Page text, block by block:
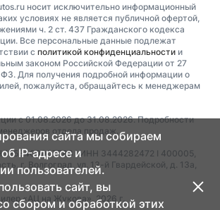
носит исключительно информационный
условиях не является публичной офертой,
ч. 2 ст. 437 Гражданского кодекса
Все персональные данные подлежат
с политикой конфиденциальности и
законом Российской Федерации от 27
Для получения подробной информации о
пожалуйста, обращайтесь к менеджерам
с 01.08.2026 до 31.08.2026. Подробности
отдела продаж.
I ИНН 3444282472 I 400005,
г. Волгоград, ул. 13-й Гвардейской, д. 13а,
«АЦ на Жукова», 2026 г.
сайта мы собираем
IP-адресе и
пользователей.
сайт, вы
сбором и обработкой этих